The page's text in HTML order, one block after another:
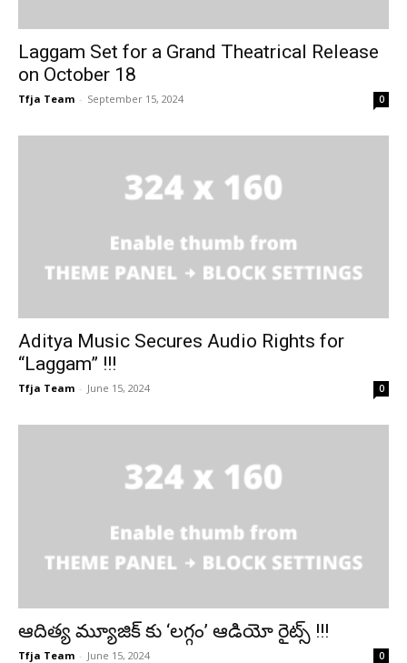
Laggam Set for a Grand Theatrical Release
on October 18
Tfja Team - September 15, 2024 0
Aditya Music Secures Audio Rights for
“Laggam” !!!
Tfja Team - June 15, 2024 0
ఆదిత్య మ్యూజిక్ కు ‘లగ్గం’ ఆడియో రైట్స్ !!!
Tfja Team - June 15, 2024 0